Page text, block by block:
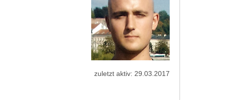
zuletzt aktiv: 29.03.2017